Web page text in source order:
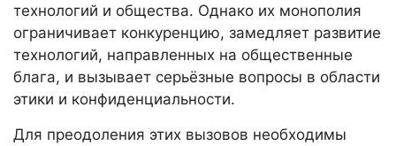
технологий и общества. Однако их монополия
ограничивает конкуренцию, замедляет развитие
технологий, направленных на общественные
блага, и вызывает серьёзные вопросы в области
этики и конфиденциальности.
Для преодоления этих вызовов необходимы